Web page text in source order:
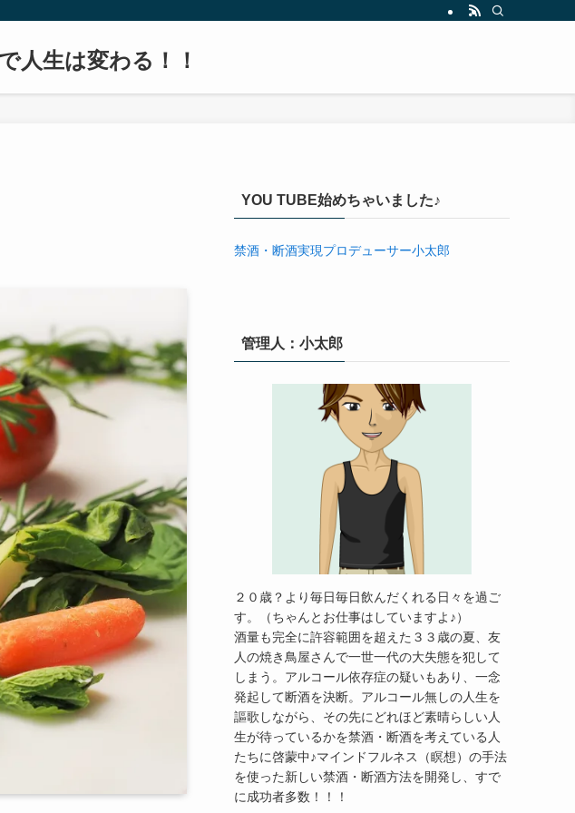
人生は変わる！！
YOU TUBE始めちゃいました♪
禁酒・断酒実現プロデューサー小太郎
管理人：小太郎
２０歳？より毎日毎日飲んだくれる日々を過ご
す。（ちゃんとお仕事はしていますよ♪）
酒量も完全に許容範囲を超えた３３歳の夏、友
人の焼き鳥屋さんで一世一代の大失態を犯して
しまう。アルコール依存症の疑いもあり、一念
発起して断酒を決断。アルコール無しの人生を
謳歌しながら、その先にどれほど素晴らしい人
生が待っているかを禁酒・断酒を考えている人
たちに啓蒙中♪マインドフルネス（瞑想）の手法
を使った新しい禁酒・断酒方法を開発し、すで
に成功者多数！！！